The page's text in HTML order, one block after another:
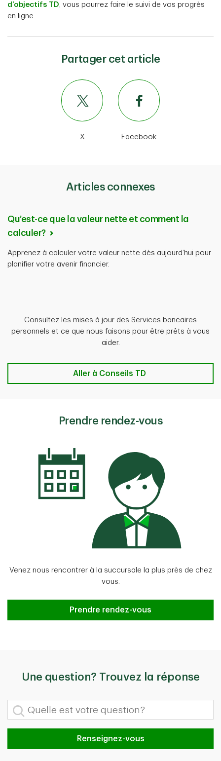
d’objectifs TD, vous pourrez faire le suivi de vos progrès
en ligne.
Partager cet article
X Facebook
Articles connexes
Qu’est-ce que la valeur nette et comment la
calculer?
Apprenez à calculer votre valeur nette dès aujourd’hui pour
planifier votre avenir financier.
Consultez les mises à jour des Services bancaires
personnels et ce que nous faisons pour être prêts à vous
aider.
Aller à Conseils TD
Prendre rendez-vous
Venez nous rencontrer à la succursale la plus près de chez
vous.
Prendre rendez-vous
Prendre rendez-vous
Une question? Trouvez la réponse
Quelle est votre question?
Renseignez-vous